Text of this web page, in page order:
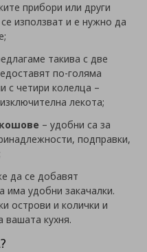
прибори или други
използват и е нужно да
такива с две
по-голяма
с четири колелца –
лекота;
– удобни са за
подправки,
да се добавят
има удобни закачалки.
острови и колички и
вашата кухня.